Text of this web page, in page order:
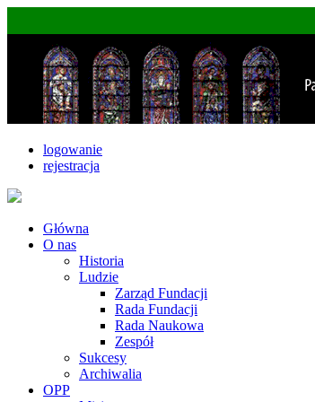
logowanie
rejestracja
Główna
O nas
Historia
Ludzie
Zarząd Fundacji
Rada Fundacji
Rada Naukowa
Zespół
Sukcesy
Archiwalia
OPP